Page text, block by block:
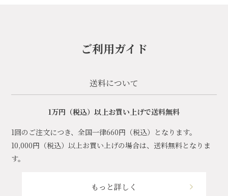
ご利用ガイド
送料について
1万円（税込）以上お買い上げで送料無料
1回のご注文につき、全国一律660円（税込）となります。
10,000円（税込）以上お買い上げの場合は、送料無料となりま
す。
もっと詳しく